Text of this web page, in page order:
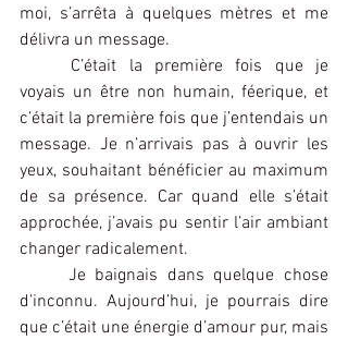
moi, s’arrêta à quelques mètres et me
délivra un message.
voyais un être non humain, féerique, et
c’était la première fois que j’entendais un
message. Je n’arrivais pas à ouvrir les
yeux, souhaitant bénéficier au maximum
de sa présence. Car quand elle s’était
approchée, j’avais pu sentir l’air ambiant
changer radicalement.
d’inconnu. Aujourd’hui, je pourrais dire
que c’était une énergie d’amour pur, mais